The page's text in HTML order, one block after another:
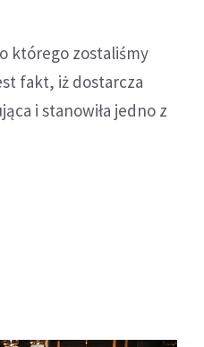
którego zostaliśmy
fakt, iż dostarcza
i stanowiła jedno z